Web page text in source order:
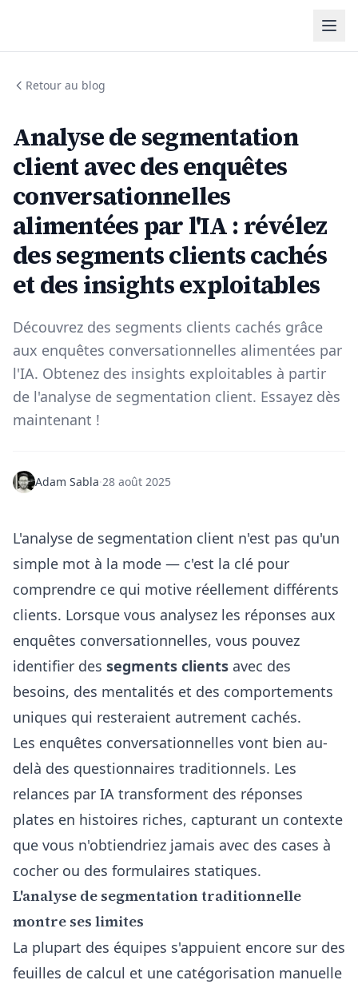
Retour au blog
Analyse de segmentation
client avec des enquêtes
conversationnelles
alimentées par l'IA : révélez
des segments clients cachés
et des insights exploitables
Découvrez des segments clients cachés grâce
aux enquêtes conversationnelles alimentées par
l'IA. Obtenez des insights exploitables à partir
de l'analyse de segmentation client. Essayez dès
maintenant !
Adam Sabla·28 août 2025
L'analyse de segmentation client n'est pas qu'un
simple mot à la mode — c'est la clé pour
comprendre ce qui motive réellement différents
clients. Lorsque vous analysez les réponses aux
enquêtes conversationnelles, vous pouvez
identifier des segments clients avec des
besoins, des mentalités et des comportements
uniques qui resteraient autrement cachés.
Les enquêtes conversationnelles vont bien au-
delà des questionnaires traditionnels. Les
relances par IA transforment des réponses
plates en histoires riches, capturant un contexte
que vous n'obtiendriez jamais avec des cases à
cocher ou des formulaires statiques.
L'analyse de segmentation traditionnelle
montre ses limites
La plupart des équipes s'appuient encore sur des
feuilles de calcul et une catégorisation manuelle